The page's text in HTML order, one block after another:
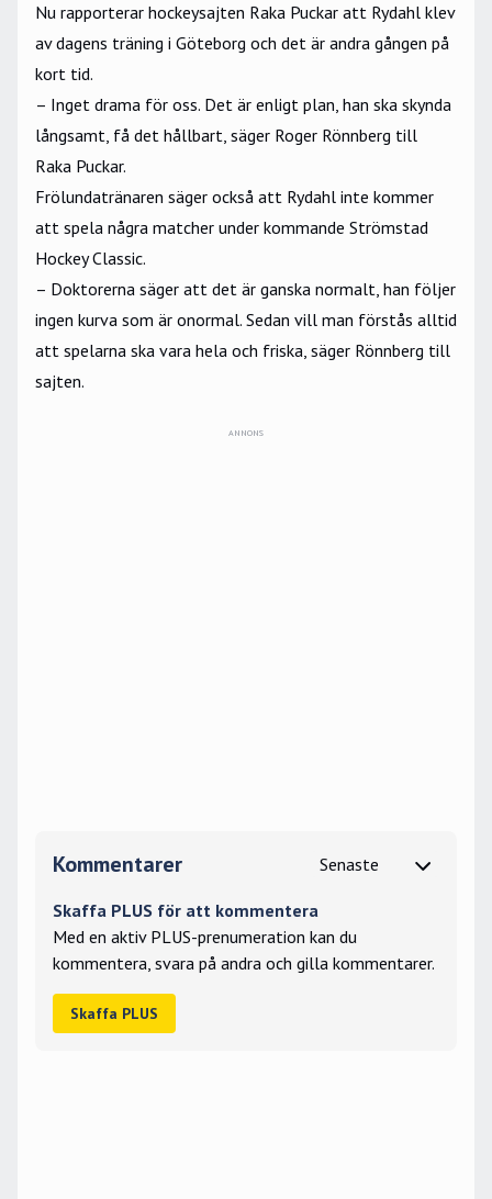
Nu rapporterar hockeysajten Raka Puckar att Rydahl klev
av dagens träning i Göteborg och det är andra gången på
kort tid.
– Inget drama för oss. Det är enligt plan, han ska skynda
långsamt, få det hållbart, säger Roger Rönnberg till
Raka Puckar.
Frölundatränaren säger också att Rydahl inte kommer
att spela några matcher under kommande Strömstad
Hockey Classic.
– Doktorerna säger att det är ganska normalt, han följer
ingen kurva som är onormal. Sedan vill man förstås alltid
att spelarna ska vara hela och friska, säger Rönnberg till
sajten.
Kommentarer
Skaffa PLUS för att kommentera
Med en aktiv PLUS-prenumeration kan du
kommentera, svara på andra och gilla kommentarer.
Skaffa PLUS